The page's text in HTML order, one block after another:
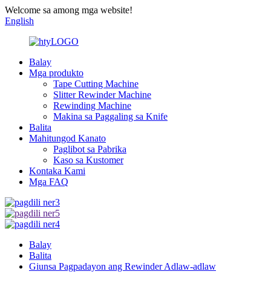
Welcome sa among mga website!
English
Balay
Mga produkto
Tape Cutting Machine
Slitter Rewinder Machine
Rewinding Machine
Makina sa Paggaling sa Knife
Balita
Mahitungod Kanato
Paglibot sa Pabrika
Kaso sa Kustomer
Kontaka Kami
Mga FAQ
Balay
Balita
Giunsa Pagpadayon ang Rewinder Adlaw-adlaw